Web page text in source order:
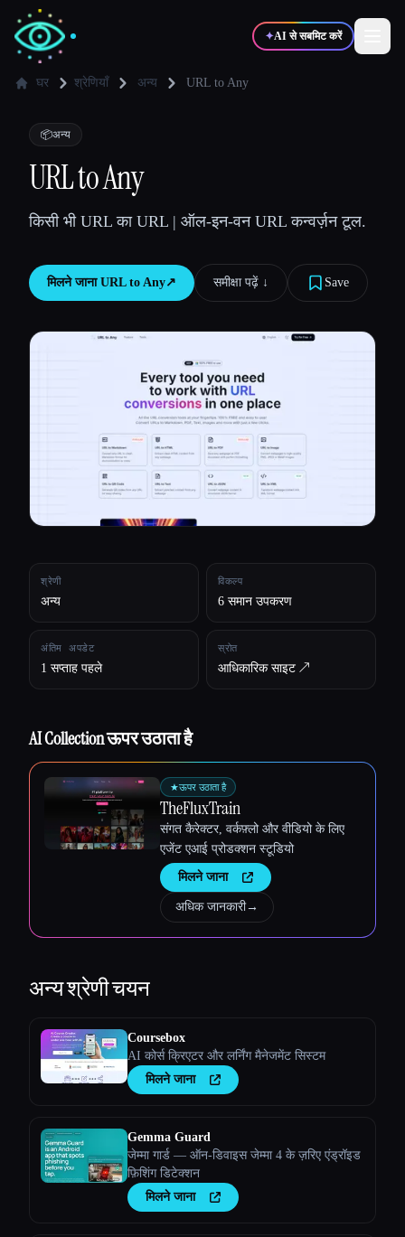
✦AI से सबमिट करें
✍️लेखक
💻
घर श्रेणियाँ अन्य URL to Any
📦अन्य
URL to Any
किसी भी URL का URL | ऑल-इन-वन URL कन्वर्ज़न टूल.
मिलने जाना URL to Any↗︎ समीक्षा पढ़ें ↓︎ Save
श्रेणी
अन्य
विकल्प
6 समान उपकरण
अंतिम अपडेट
1 सप्ताह पहले
स्रोत
आधिकारिक साइट ↗︎
AI Collection ऊपर उठाता है
★ऊपर उठाता है
TheFluxTrain
संगत कैरेक्टर, वर्कफ़्लो और वीडियो के लिए
एजेंट एआई प्रोडक्शन स्टूडियो
मिलने जाना
अधिक जानकारी→
अन्यश्रेणी चयन
Coursebox
AI कोर्स क्रिएटर और लर्निंग मैनेजमेंट सिस्टम
मिलने जाना
Gemma Guard
जेम्मा गार्ड — ऑन-डिवाइस जेम्मा 4 के ज़रिए एंड्रॉइड
फ़िशिंग डिटेक्शन
मिलने जाना